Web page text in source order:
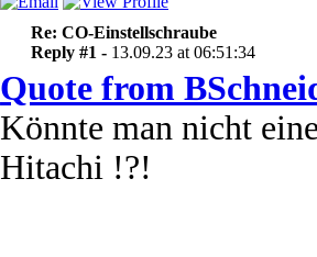
Re: CO-Einstellschraube
Reply #1 - 13.09.23 at 06:51:34
Quote from
Könnte man nicht
Hitachi !?!